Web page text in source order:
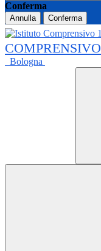
Conferma
Annulla Conferma
COMPRENSIVO
Bologna